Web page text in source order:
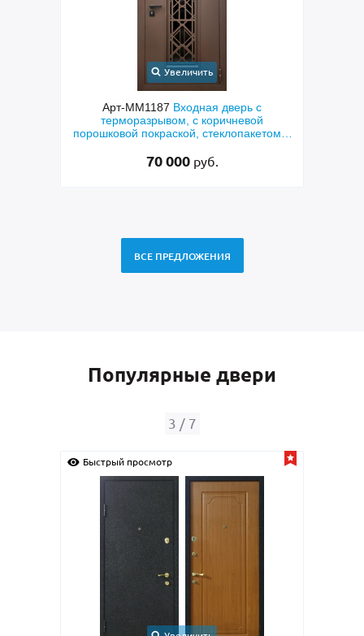
Арт-ММ1187Входная дверь с
терморазрывом, с коричневой
порошковой покраской, стеклопакетом и
руб.
порошковым
ВСЕ ПРЕДЛОЖЕНИЯ
Популярные двери
4 / 7
Быстрый просмотр Быстрый просмотр